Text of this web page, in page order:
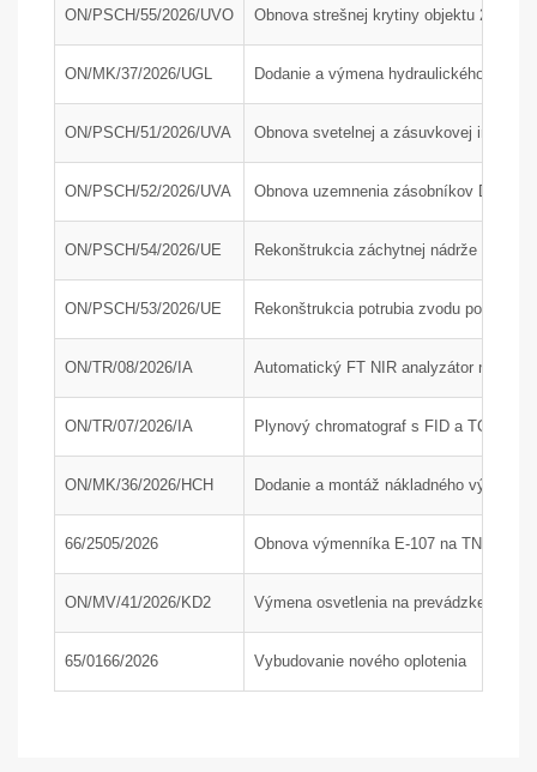
ON/PSCH/55/2026/UVO Obnova strešnej krytiny objektu 24-34
ON/MK/37/2026/UGL Dodanie a výmena hydraulického
ON/PSCH/51/2026/UVA Obnova svetelnej a zásuvkovej
ON/PSCH/52/2026/UVA Obnova uzemnenia zásobníkov DAM a
ON/PSCH/54/2026/UE Rekonštrukcia záchytnej nádrže J210
ON/PSCH/53/2026/UE Rekonštrukcia potrubia zvodu popola z
ON/TR/08/2026/IA Automatický FT NIR analyzátor na
ON/TR/07/2026/IA Plynový chromatograf s FID a TCD
ON/MK/36/2026/HCH Dodanie a montáž nákladného výťahu;
66/2505/2026 Obnova výmenníka E-107 na TN1, časť
ON/MV/41/2026/KD2 Výmena osvetlenia na prevádzke KD2
65/0166/2026 Vybudovanie nového oplotenia